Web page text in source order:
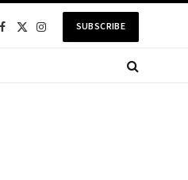
Facebook
X
InstagramSUBSCRIBE